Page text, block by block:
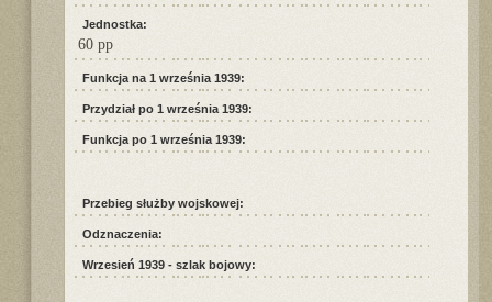
Jednostka:
60 pp
Funkcja na 1 września 1939:
Przydział po 1 września 1939:
Funkcja po 1 września 1939:
Przebieg służby wojskowej:
Odznaczenia:
Wrzesień 1939 - szlak bojowy: